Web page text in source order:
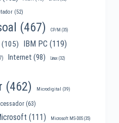
(52)
(467) CP/M (35)
(105) IBM PC (119)
Internet (98) Linux(32)
(462) Microdigital (39)
(63)
(111) Microsoft MS-DOS(35)